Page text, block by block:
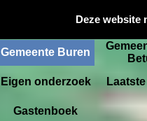
Deze website
Gemeente Buren
Eigen onderzoek
Gastenboek